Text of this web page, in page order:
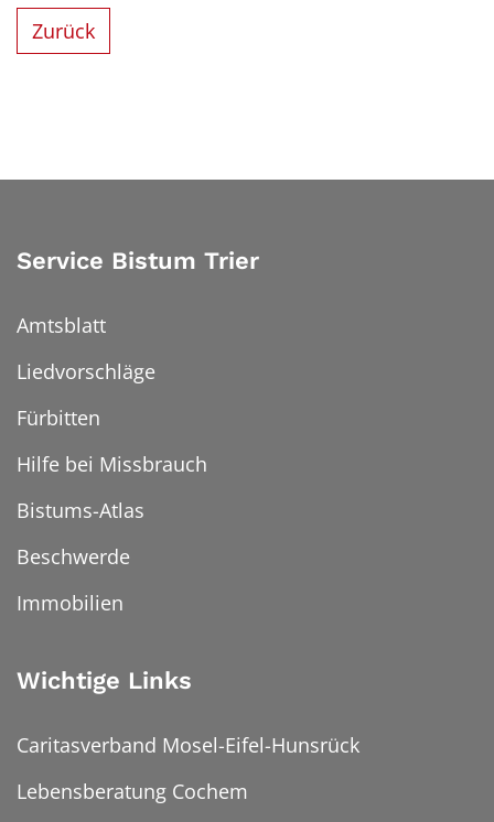
Zurück
Service Bistum Trier
Amtsblatt
Liedvorschläge
Fürbitten
Hilfe bei Missbrauch
Bistums-Atlas
Beschwerde
Immobilien
Wichtige Links
Caritasverband Mosel-Eifel-Hunsrück
Lebensberatung Cochem